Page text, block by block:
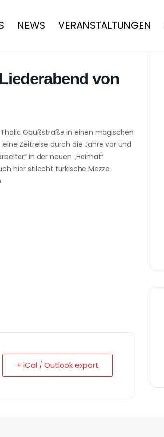
NEWS VERANSTALTUNGEN
von
Thalia Gaußstraße in einen magischen
Zeitreise durch die Jahre vor und
in der neuen „Heimat“
hier stilecht türkische Mezze
+ iCal / Outlook export